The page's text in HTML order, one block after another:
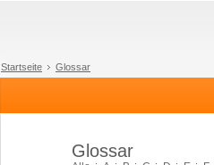
Startseite Glossar
Glossar